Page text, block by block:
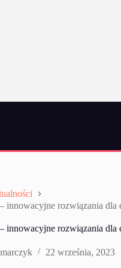
innowacyjne rozwiązania
innowacyjne rozwiązania
22 września, 2023